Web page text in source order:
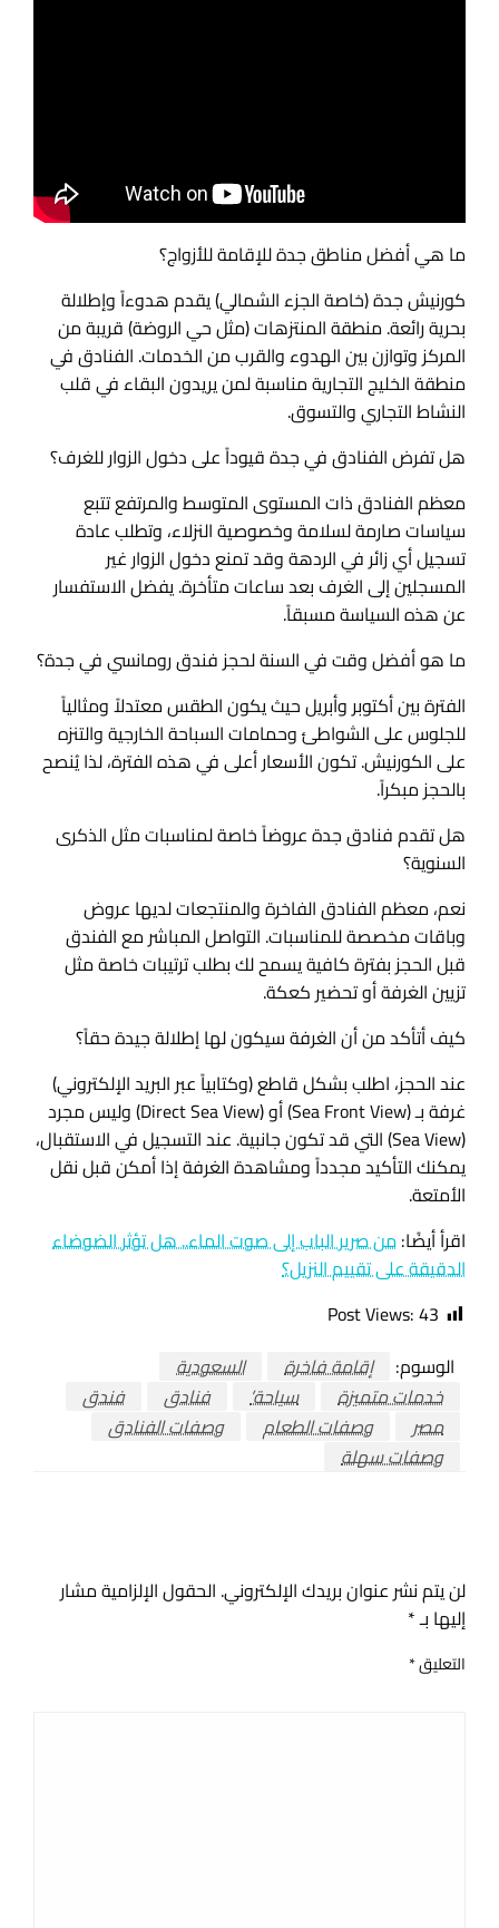
ما هي أفضل مناطق جدة للإقامة للأزواج؟
كورنيش جدة (خاصة الجزء الشمالي) يقدم هدوءاً وإطلالة
بحرية رائعة. منطقة المنتزهات (مثل حي الروضة) قريبة من
المركز وتوازن بين الهدوء والقرب من الخدمات. الفنادق في
منطقة الخليج التجارية مناسبة لمن يريدون البقاء في قلب
النشاط التجاري والتسوق.
هل تفرض الفنادق في جدة قيوداً على دخول الزوار للغرف؟
معظم الفنادق ذات المستوى المتوسط والمرتفع تتبع
سياسات صارمة لسلامة وخصوصية النزلاء، وتطلب عادة
تسجيل أي زائر في الردهة وقد تمنع دخول الزوار غير
المسجلين إلى الغرف بعد ساعات متأخرة. يفضل الاستفسار
عن هذه السياسة مسبقاً.
ما هو أفضل وقت في السنة لحجز فندق رومانسي في جدة؟
الفترة بين أكتوبر وأبريل حيث يكون الطقس معتدلاً ومثالياً
للجلوس على الشواطئ وحمامات السباحة الخارجية والتنزه
على الكورنيش. تكون الأسعار أعلى في هذه الفترة، لذا يُنصح
بالحجز مبكراً.
هل تقدم فنادق جدة عروضاً خاصة لمناسبات مثل الذكرى
السنوية؟
نعم، معظم الفنادق الفاخرة والمنتجعات لديها عروض
وباقات مخصصة للمناسبات. التواصل المباشر مع الفندق
قبل الحجز بفترة كافية يسمح لك بطلب ترتيبات خاصة مثل
تزيين الغرفة أو تحضير كعكة.
كيف أتأكد من أن الغرفة سيكون لها إطلالة جيدة حقاً؟
عند الحجز، اطلب بشكل قاطع (وكتابياً عبر البريد الإلكتروني)
غرفة بـ (Sea Front View) أو (Direct Sea View) وليس مجرد
(Sea View) التي قد تكون جانبية. عند التسجيل في الاستقبال،
يمكنك التأكيد مجدداً ومشاهدة الغرفة إذا أمكن قبل نقل
الأمتعة.
اقرأ أيضًا: من صرير الباب إلى صوت الماء.. هل تؤثر الضوضاء
الدقيقة على تقييم النزيل؟
Post Views:43
الوسوم:
إقامة فاخرة
السعودية
خدمات متميزة
سياحة’ فنادق
فندق
مصر
وصفات الطعام
وصفات الفنادق
وصفات سهلة
لن يتم نشر عنوان بريدك الإلكتروني. الحقول الإلزامية مشار
إليها بـ*
التعليق*